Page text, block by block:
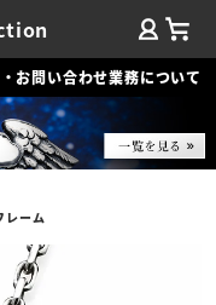
お問い合わせ業務について
レーム